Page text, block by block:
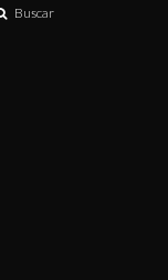
Buscar